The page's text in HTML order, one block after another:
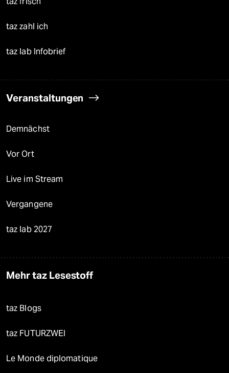
taz zahl ich
taz lab Infobrief
Veranstaltungen
Demnächst
Vor Ort
Live im Stream
Vergangene
taz lab 2027
Mehr taz Lesestoff
taz Blogs
taz FUTURZWEI
Le Monde diplomatique